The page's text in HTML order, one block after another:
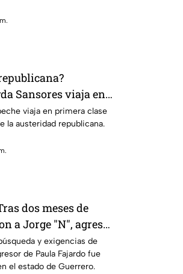
Sansores viaja en
Madrid
viaja en primera clase
la austeridad republicana.
dos meses de
a Jorge "N", agresor
y exigencias de
de Paula Fajardo fue
el estado de Guerrero.